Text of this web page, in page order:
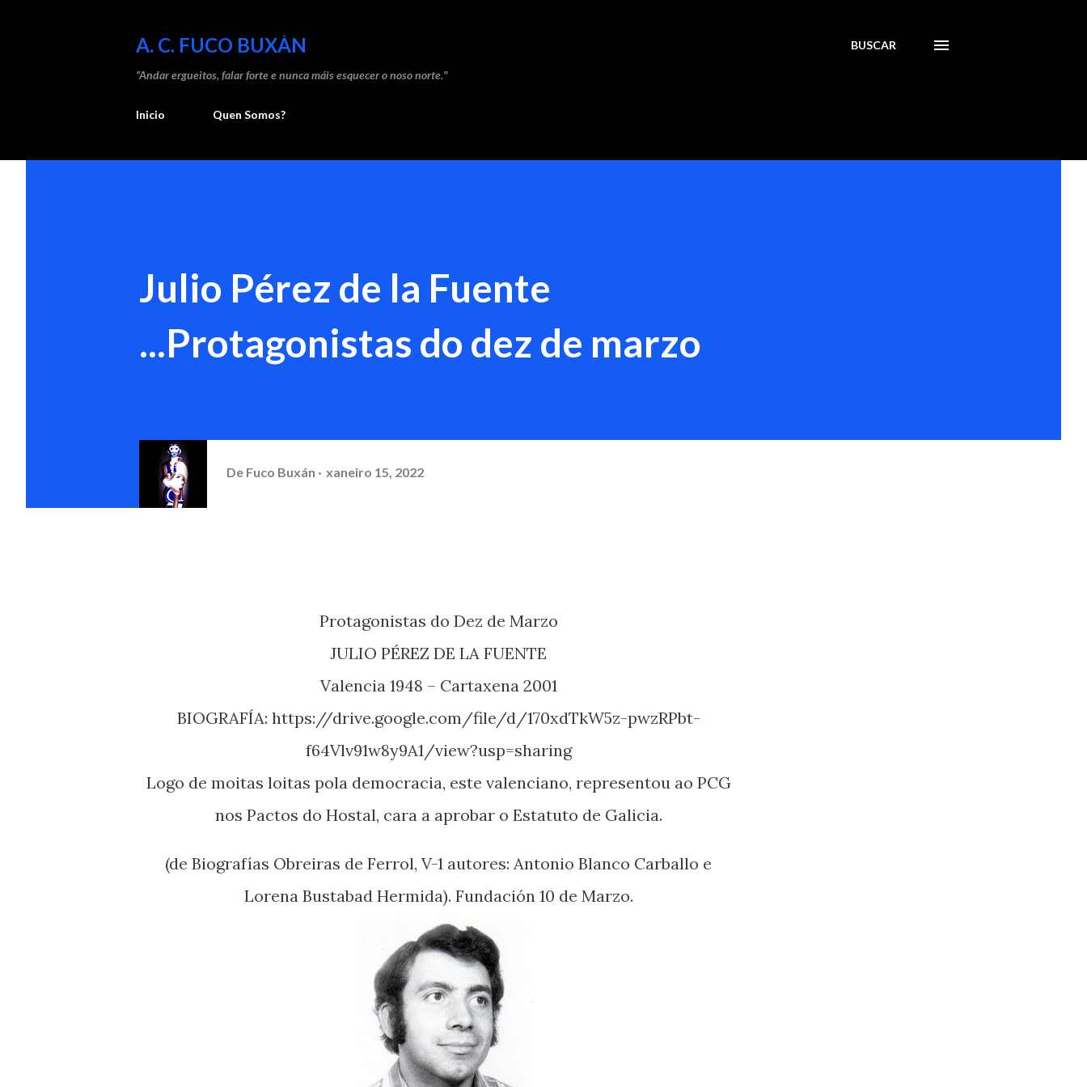
A. C. FUCO BUXÁN
“Andar ergueitos, falar forte e nunca máis esquecer o noso norte."
BUSCAR
Inicio Quen Somos?
Julio Pérez de la Fuente
...Protagonistas do dez de marzo
De Fuco Buxán xaneiro 15, 2022
Protagonistas do Dez de Marzo
JULIO PÉREZ DE LA FUENTE
Valencia 1948 – Cartaxena 2001
BIOGRAFÍA: https://drive.google.com/file/d/170xdTkW5z-pwzRPbt-
f64Vlv91w8y9A1/view?usp=sharing
Logo de moitas loitas pola democracia, este valenciano, representou ao PCG
nos Pactos do Hostal, cara a aprobar o Estatuto de Galicia.
(de Biografías Obreiras de Ferrol, V-1 autores: Antonio Blanco Carballo e
Lorena Bustabad Hermida). Fundación 10 de Marzo.